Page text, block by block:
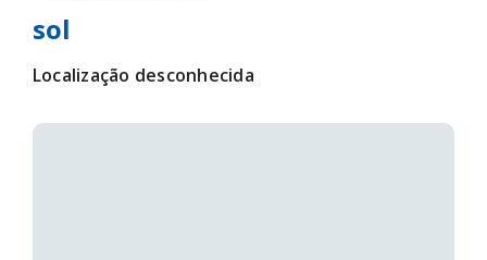
DEFINIÇÕES
F.A.Q.
sol
Localização desconhecida